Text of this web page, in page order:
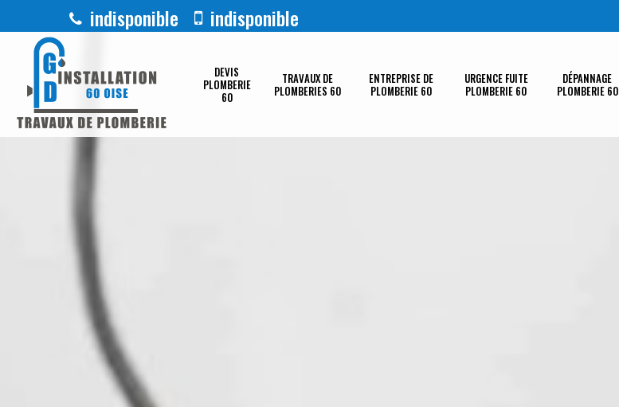
indisponible indisponible
DEVIS
PLOMBERIE
60
TRAVAUX DE
PLOMBERIES 60
ENTREPRISE DE
PLOMBERIE 60
URGENCE FUITE
PLOMBERIE 60
DÉPANNAGE
PLOMBERIE 60